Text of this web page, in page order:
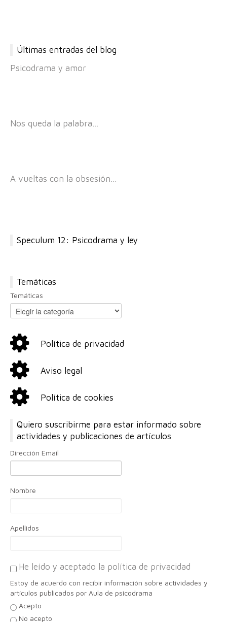
Últimas entradas del blog
Psicodrama y amor
Nos queda la palabra…
A vueltas con la obsesión…
Speculum 12: Psicodrama y ley
Temáticas
Temáticas
Política de privacidad
Aviso legal
Política de cookies
Quiero suscribirme para estar informado sobre
actividades y publicaciones de artículos
Dirección Email
Nombre
Apellidos
He leído y aceptado la política de privacidad
Estoy de acuerdo con recibir información sobre actividades y
artículos publicados por Aula de psicodrama
Acepto
No acepto